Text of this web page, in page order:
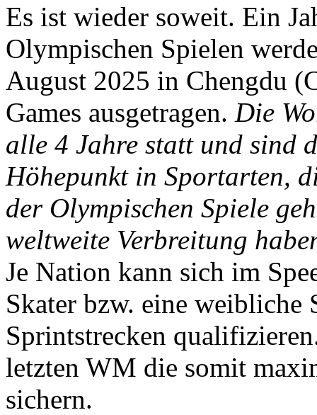
Es ist wieder soweit. Ein
Olympischen Spielen
August 2025 in Chengdu
Games ausgetragen. Die
alle 4 Jahre statt und sind
Höhepunkt in Sportarten,
der Olympischen Spiele
weltweite Verbreitung
Je Nation kann sich im
Skater bzw. eine
Sprintstrecken
letzten WM die somit
sichern.